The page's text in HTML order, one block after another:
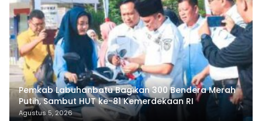
Pemkab Labuhanbatu Bagikan 300 Bendera Merah
Putih, Sambut HUT ke-81 Kemerdekaan RI
Agustus 5, 2026